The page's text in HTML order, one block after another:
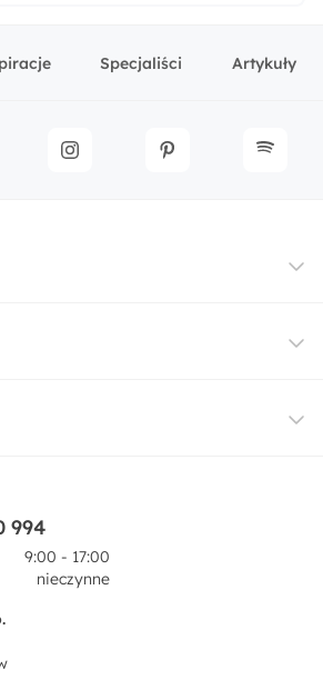
Specjaliści Artykuły
994
9:00 - 17:00
nieczynne